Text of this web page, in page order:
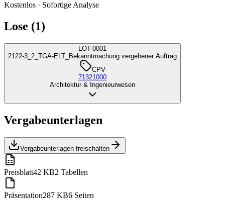
Kostenlos · Sofortige Analyse
Lose (1)
LOT-0001
2122-3_2_TGA-ELT_Bekanntmachung vergebener Auftrag
CPV
71321000
Architektur & Ingenieurwesen
Vergabeunterlagen
Vergabeunterlagen freischalten
Preisblatt42 KB2 Tabellen
Präsentation287 KB6 Seiten